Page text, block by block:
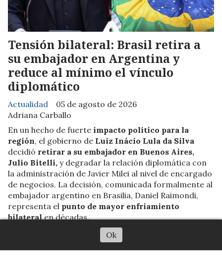
Tensión bilateral: Brasil retira a
su embajador en Argentina y
reduce al mínimo el vínculo
diplomático
Adriana Carballo
Actualidad 05 de agosto de 2026
En un hecho de fuerte impacto político para la
región, el gobierno de Luiz Inácio Lula da Silva
decidió retirar a su embajador en Buenos Aires,
Julio Bitelli, y degradar la relación diplomática con
la administración de Javier Milei al nivel de encargado
de negocios. La decisión, comunicada formalmente al
embajador argentino en Brasilia, Daniel Raimondi,
representa el punto de mayor enfriamiento
bilateralen décadas.
Ok